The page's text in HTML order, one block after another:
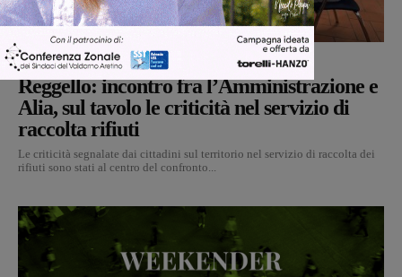
Reggello Glenda Venturini -7 Agosto 2026
Reggello: incontro fra l’Amministrazione e
Alia, sul tavolo le criticità nel servizio di
raccolta rifiuti
Le criticità segnalate dai cittadini sul territorio nel servizio di raccolta dei
rifiuti sono stati al centro del confronto...